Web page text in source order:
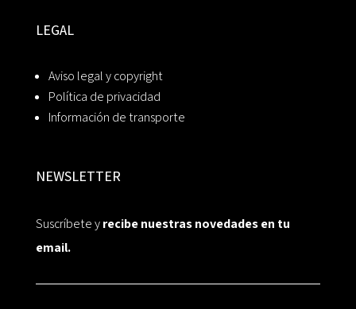
LEGAL
Aviso legal y copyright
Política de privacidad
Información de transporte
NEWSLETTER
Suscríbete yrecibe nuestras novedades en tu
email.